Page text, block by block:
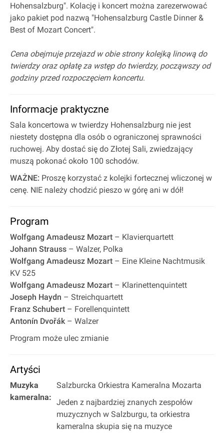
Hohensalzburg". Kolację i koncert można zarezerwować
jako pakiet pod nazwą "Hohensalzburg Castle Dinner &
Best of Mozart Concert".
Cena obejmuje przejazd w obie strony kolejką linową do
twierdzy oraz opłatę za wstęp do twierdzy, począwszy od
godziny przed rozpoczęciem koncertu.
Informacje praktyczne
Sala koncertowa w twierdzy Hohensalzburg nie jest
niestety dostępna dla osób o ograniczonej sprawności
ruchowej. Aby dostać się do Złotej Sali, zwiedzający
muszą pokonać około 100 schodów.
WAŻNE: Proszę korzystać z kolejki fortecznej wliczonej w
cenę. NIE należy chodzić pieszo w górę ani w dół!
Program
Wolfgang Amadeusz Mozart – Klavierquartett
Johann Strauss – Walzer, Polka
Wolfgang Amadeusz Mozart – Eine Kleine Nachtmusik
KV 525
Wolfgang Amadeusz Mozart – Klarinettenquintett
Joseph Haydn – Streichquartett
Franz Schubert – Forellenquintett
Antonín Dvořák – Walzer
Program może ulec zmianie
Artyści
Muzyka
kameralna:
Salzburcka Orkiestra Kameralna Mozarta
Jeden z najbardziej znanych zespołów
muzycznych w Salzburgu, ta orkiestra
kameralna skupia się na muzyce